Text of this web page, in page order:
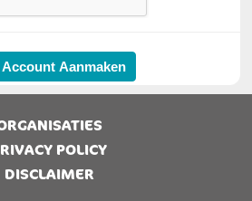
POLICY
DISCLAIMER